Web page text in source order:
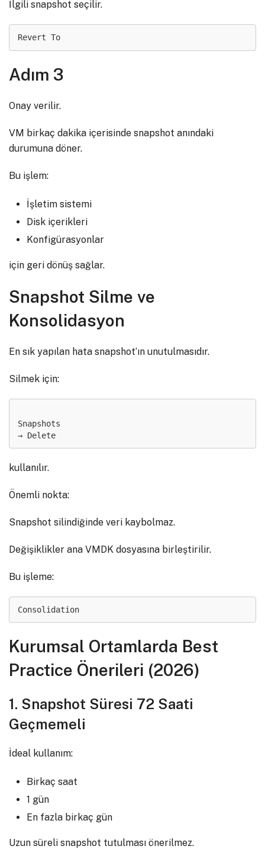
İlgili snapshot seçilir.
Revert To
Adım 3
Onay verilir.
VM birkaç dakika içerisinde snapshot anındaki
durumuna döner.
Bu işlem:
İşletim sistemi
Disk içerikleri
Konfigürasyonlar
için geri dönüş sağlar.
Snapshot Silme ve
Konsolidasyon
En sık yapılan hata snapshot’ın unutulmasıdır.
Silmek için:
Snapshots
kullanılır.
Önemli nokta:
Snapshot silindiğinde veri kaybolmaz.
Değişiklikler ana VMDK dosyasına birleştirilir.
Bu işleme:
Consolidation
Kurumsal Ortamlarda Best
Practice Önerileri (2026)
1. Snapshot Süresi 72 Saati
Geçmemeli
İdeal kullanım:
Birkaç saat
1 gün
En fazla birkaç gün
Uzun süreli snapshot tutulması önerilmez.